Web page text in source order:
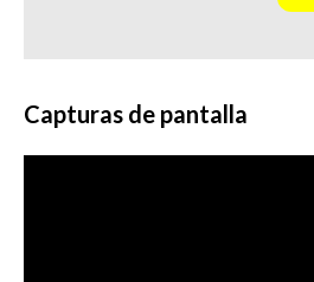
Capturas de pantalla